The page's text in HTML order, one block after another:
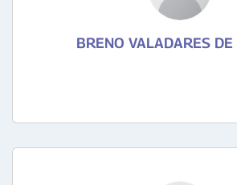
BRENO VALADARES